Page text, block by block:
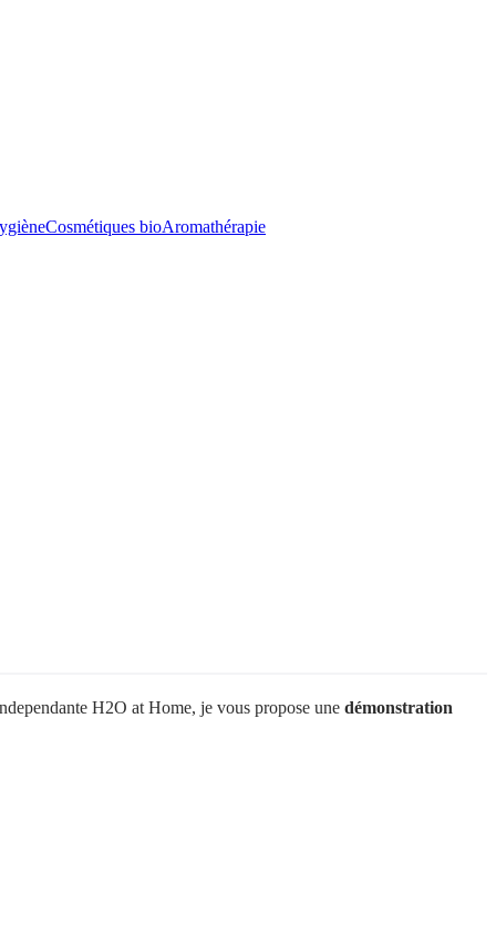
Cosmétiques bioAromathérapie
H2O at Home, je vous propose une démonstration